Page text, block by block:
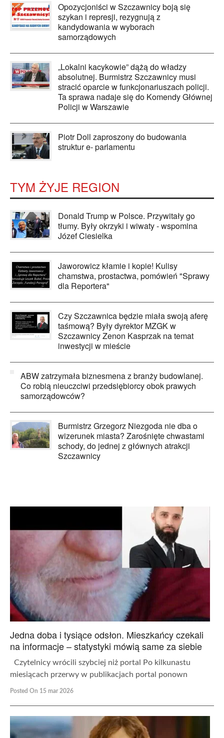
Opozycjoniści w Szczawnicy boją się
szykan i represji, rezygnują z
kandydowania w wyborach
samorządowych
„Lokalni kacykowie” dążą do władzy
absolutnej. Burmistrz Szczawnicy musi
stracić oparcie w funkcjonariuszach policji.
Ta sprawa nadaje się do Komendy Głównej
Policji w Warszawie
Piotr Doll zaproszony do budowania
struktur e- parlamentu
TYM ŻYJE REGION
Donald Trump w Polsce. Przywitały go
tłumy. Były okrzyki i wiwaty - wspomina
Józef Ciesielka
Jaworowicz kłamie i kopie! Kulisy
chamstwa, prostactwa, pomówień "Sprawy
dla Reportera"
Czy Szczawnica będzie miała swoją aferę
taśmową? Były dyrektor MZGK w
Szczawnicy Zenon Kasprzak na temat
inwestycji w mieście
ABW zatrzymała biznesmena z branży budowlanej.
Co robią nieuczciwi przedsiębiorcy obok prawych
samorządowców?
Burmistrz Grzegorz Niezgoda nie dba o
wizerunek miasta? Zarośnięte chwastami
schody, do jednej z głównych atrakcji
Szczawnicy
Jedna doba i tysiące odsłon. Mieszkańcy czekali
na informacje – statystyki mówią same za siebie
Czytelnicy wrócili szybciej niż portal Po kilkunastu
miesiącach przerwy w publikacjach portal ponown
Posted On 15 mar 2026